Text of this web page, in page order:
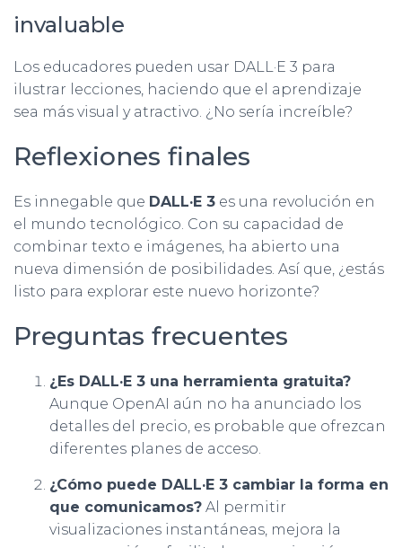
invaluable
Los educadores pueden usar DALL·E 3 para
ilustrar lecciones, haciendo que el aprendizaje
sea más visual y atractivo. ¿No sería increíble?
Reflexiones finales
Es innegable que DALL·E 3 es una revolución en
el mundo tecnológico. Con su capacidad de
combinar texto e imágenes, ha abierto una
nueva dimensión de posibilidades. Así que, ¿estás
listo para explorar este nuevo horizonte?
Preguntas frecuentes
¿Es DALL·E 3 una herramienta gratuita?
Aunque OpenAI aún no ha anunciado los
detalles del precio, es probable que ofrezcan
diferentes planes de acceso.
¿Cómo puede DALL·E 3 cambiar la forma en
que comunicamos? Al permitir
visualizaciones instantáneas, mejora la